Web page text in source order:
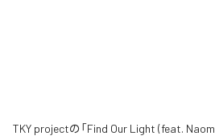
TKY projectの「Find Our Light (feat.